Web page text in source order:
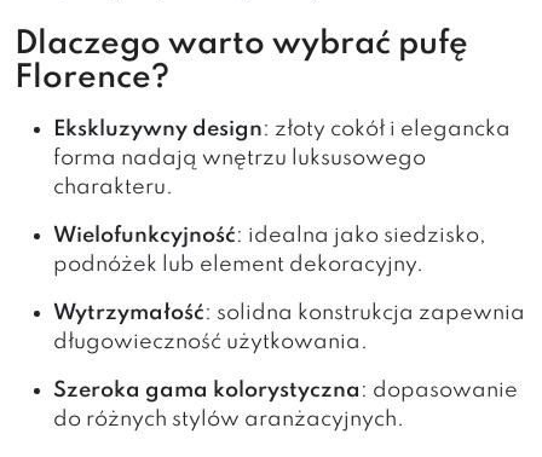
Dlaczego warto wybrać pufę
Florence?
Ekskluzywny design: złoty cokół i elegancka
forma nadają wnętrzu luksusowego
charakteru.
Wielofunkcyjność: idealna jako siedzisko,
podnóżek lub element dekoracyjny.
Wytrzymałość: solidna konstrukcja zapewnia
długowieczność użytkowania.
Szeroka gama kolorystyczna : dopasowanie
do różnych stylów aranżacyjnych.